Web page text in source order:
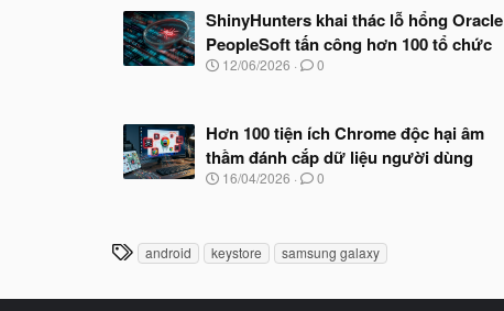
ShinyHunters khai thác lỗ hổng Oracle
PeopleSoft tấn công hơn 100 tổ chức
N
b
ắ
t
đ
12/06/2026 0
Hơn 100 tiện ích Chrome độc hại âm
thầm đánh cắp dữ liệu người dùng
N
b
ắ
đ
16/04/2026 0
T
ẻ
android keystore samsung galaxy